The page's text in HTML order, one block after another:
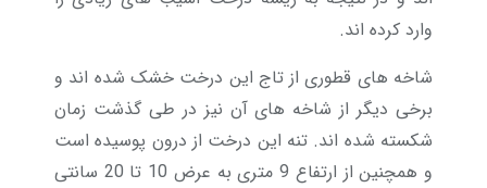
وارد کرده اند.
شاخه های قطوری از تاج این درخت خشک شده اند و
برخی دیگر از شاخه های آن نیز در طی گذشت زمان
شکسته شده اند. تنه این درخت از درون پوسیده است
و همچنین از ارتفاع 9 متری به عرض 10 تا 20 سانتی